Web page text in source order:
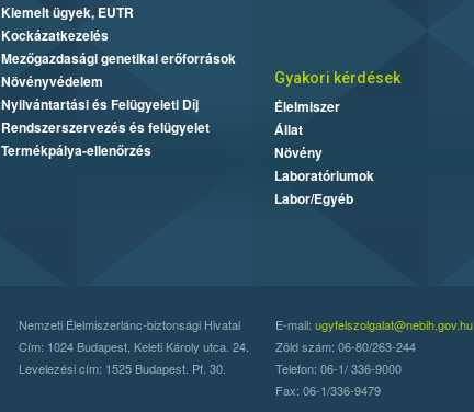
Kiemelt ügyek, EUTR
Kockázatkezelés
Mezőgazdasági genetikai erőforrások
Növényvédelem
Nyilvántartási és Felügyeleti Díj
Rendszerszervezés és felügyelet
Termékpálya-ellenőrzés
Gyakori kérdések
Élelmiszer
Állat
Növény
Laboratóriumok
Labor/Egyéb
Nemzeti Élelmiszerlánc-biztonsági Hivatal
Cím: 1024 Budapest, Keleti Károly utca. 24.
Levelezési cím: 1525 Budapest. Pf. 30.
E-mail:ugyfelszolgalat@nebih.gov.hu
Zöld szám: 06-80/263-244
Telefon: 06-1/ 336-9000
Fax: 06-1/336-9479